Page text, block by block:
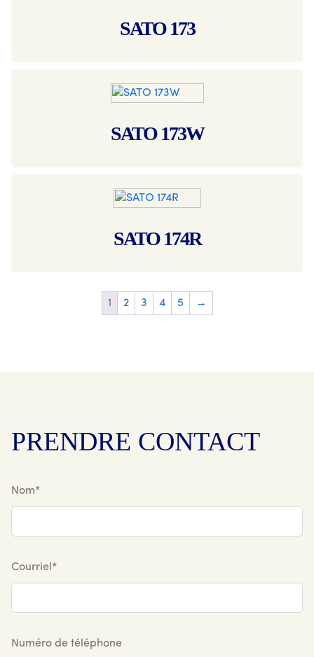
SATO 173
SATO 173W
SATO 174R
1 2 3 4 5 →
PRENDRE CONTACT
Nom*
Courriel*
Numéro de téléphone